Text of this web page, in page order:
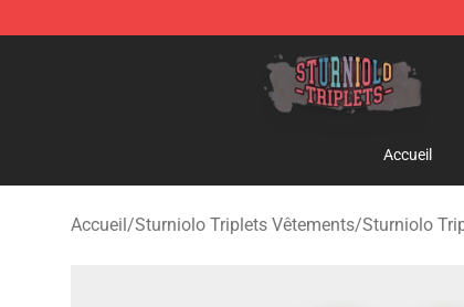
Sturniolo Triplets Shop - Official Sturniolo Triplets
Accueil
Accueil/Sturniolo Triplets Vêtements/Sturniolo